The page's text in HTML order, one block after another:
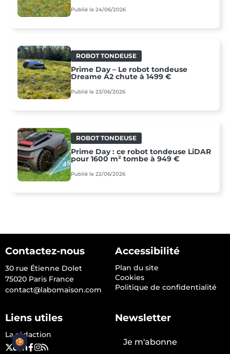
Publié le 24/06/2026
ROBOT TONDEUSE
Prime Day – Le robot tondeuse
Dreame A2 chute à 1499 €
Publié le 23/06/2026
ROBOT TONDEUSE
Prime Day : ce robot tondeuse LiDAR
pour 1600 m² tombe à 949 €
Publié le 22/06/2026
Contactez-nous
30 rue Étienne Dolet
75020 Paris France
contact@labomaison.com
Accessibilité
Plan du site
Cookies
Politique de confidentialité
Liens utiles
La rédaction
Newsletter
Je m'abonne